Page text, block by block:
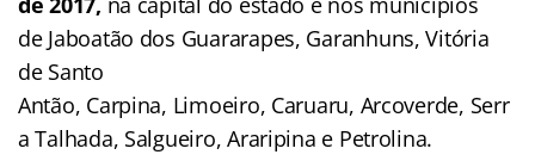
de Jaboatão dos Guararapes, Garanhuns, Vitória
de Santo
Antão, Carpina, Limoeiro, Caruaru, Arcoverde, Serr
a Talhada, Salgueiro, Araripina e Petrolina.